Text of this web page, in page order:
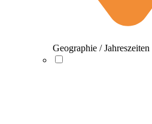
Geographie / Jahreszeiten